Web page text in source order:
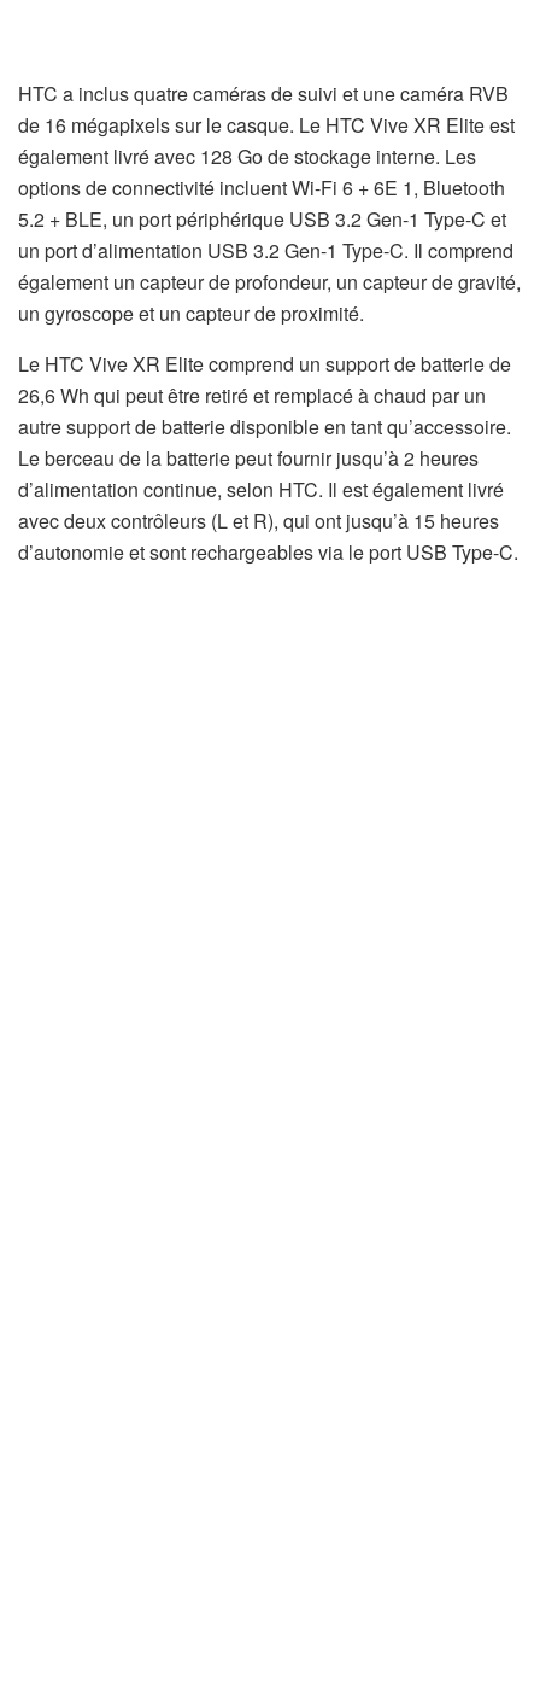
HTC a inclus quatre caméras de suivi et une caméra RVB
de 16 mégapixels sur le casque. Le HTC Vive XR Elite est
également livré avec 128 Go de stockage interne. Les
options de connectivité incluent Wi-Fi 6 + 6E 1, Bluetooth
5.2 + BLE, un port périphérique USB 3.2 Gen-1 Type-C et
un port d’alimentation USB 3.2 Gen-1 Type-C. Il comprend
également un capteur de profondeur, un capteur de gravité,
un gyroscope et un capteur de proximité.
Le HTC Vive XR Elite comprend un support de batterie de
26,6 Wh qui peut être retiré et remplacé à chaud par un
autre support de batterie disponible en tant qu’accessoire.
Le berceau de la batterie peut fournir jusqu’à 2 heures
d’alimentation continue, selon HTC. Il est également livré
avec deux contrôleurs (L et R), qui ont jusqu’à 15 heures
d’autonomie et sont rechargeables via le port USB Type-C.